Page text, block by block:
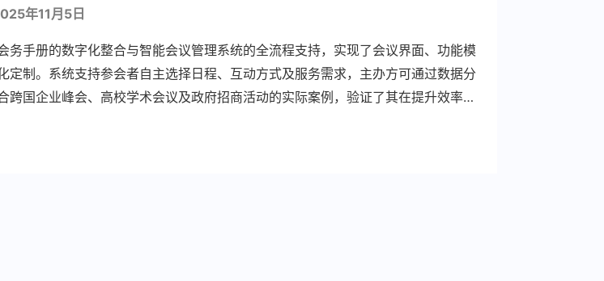
年11月5日
务手册的数字化整合与智能会议管理系统的全流程支持，实现了会议界面、功能模
定制。系统支持参会者自主选择日程、互动方式及服务需求，主办方可通过数据分
跨国企业峰会、高校学术会议及政府招商活动的实际案例，验证了其在提升效率、
的显著优势。